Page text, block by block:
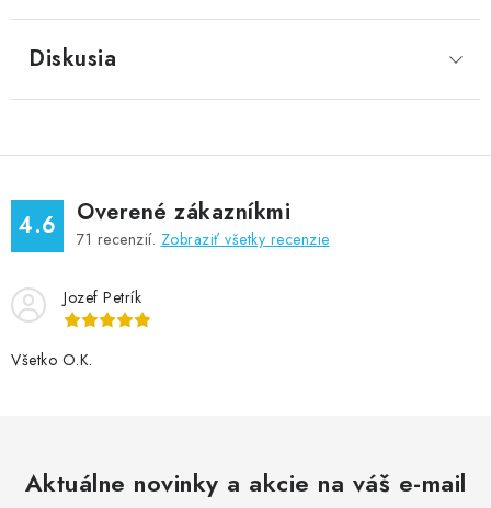
Diskusia
4.6 Overené zákazníkmi
71 recenzií. Zobraziť všetky recenzie
Jozef Petrík
Všetko O.K.
Aktuálne novinky a akcie na váš e-mail